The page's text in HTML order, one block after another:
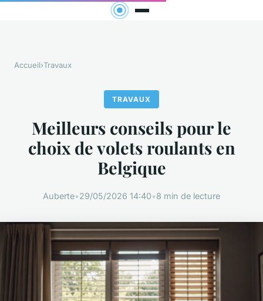
Accueil›Travaux
TRAVAUX
Meilleurs conseils pour le
choix de volets roulants en
Belgique
Auberte•29/05/2026 14:40•8 min de lecture